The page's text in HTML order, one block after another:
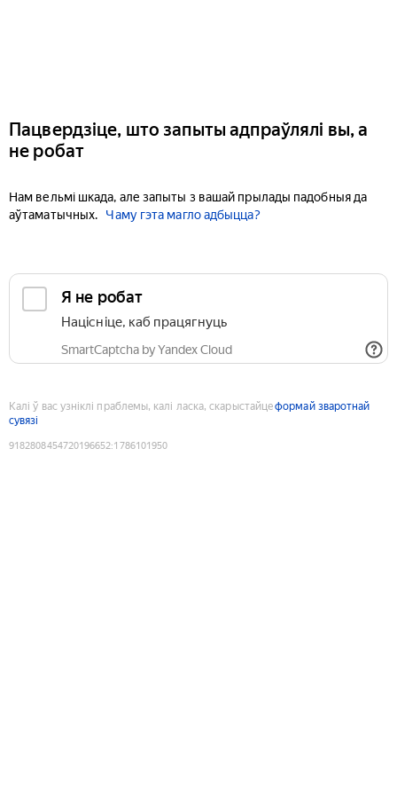
Пацвердзіце, што запыты адпраўлялі вы, а
не робат
Нам вельмі шкада, але запыты з вашай прылады падобныя да
аўтаматычных.
Чаму гэта магло адбыцца?
Я не робат
Націсніце, каб працягнуць
SmartCaptcha by Yandex Cloud
Калі ў вас узніклі праблемы, калі ласка, скарыстайцеформай зваротнай
сувязі
9182808454720196652:1786101950